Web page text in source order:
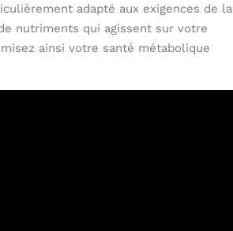
adapté aux exigences de la
nutriments qui agissent sur votre
ainsi votre santé métabolique